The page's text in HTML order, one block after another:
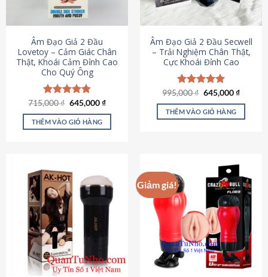
Âm Đạo Giả 2 Đầu
Lovetoy – Cảm Giác Chân
Thật, Khoái Cảm Đỉnh Cao
Cho Quý Ông
Được xếp
hạng4.79
5 sao
715,000₫ Giá
là:
715,000 ₫.
645,000₫Giá
tại
THÊM VÀO GIỎ HÀNG
Âm Đạo Giả 2 Đầu Secwell
– Trải Nghiệm Chân Thật,
Cực Khoái Đỉnh Cao
Được xếp
hạng4.88
5 sao
995,000₫ Giá
là:
995,000 ₫.
645,000₫Giá
tại
THÊM VÀO GIỎ HÀNG
Giảm giá!